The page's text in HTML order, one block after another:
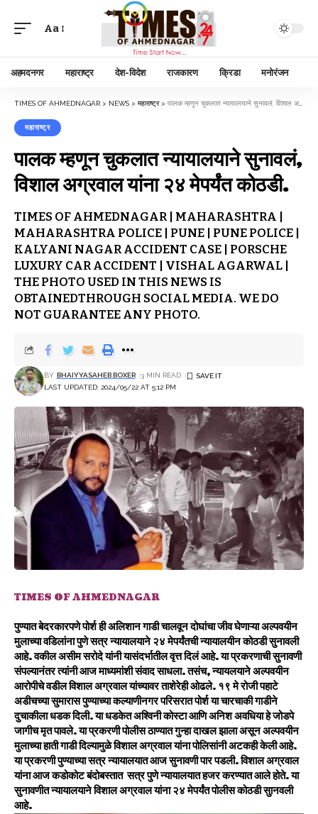
Aa
अहमदनगर महाराष्ट्र देश-विदेश राजकारण क्रिडा मनोरंजन
TIMES OF AHMEDNAGAR > NEWS > महाराष्ट्र> पालक म्हणून चुकलात न्यायालयाने सुनावलं, विशाल अग्रवाल यांना २४ मेपर्यंत कोठडी.
महाराष्ट्र
पालक म्हणून चुकलात न्यायालयाने सुनावलं,
विशाल अग्रवाल यांना २४ मेपर्यंत कोठडी.
TIMES OF AHMEDNAGAR | MAHARASHTRA |
MAHARASHTRA POLICE | PUNE | PUNE POLICE |
KALYANI NAGAR ACCIDENT CASE | PORSCHE
LUXURY CAR ACCIDENT | VISHAL AGARWAL |
THE PHOTO USED IN THIS NEWS IS
OBTAINEDTHROUGH SOCIAL MEDIA. WE DO
NOT GUARANTEE ANY PHOTO.
LAST UPDATED: 2024/05/22 AT 5:12 PM
BY BHAIYYASAHEB BOXER 3 MIN READ
TIMES OF AHMEDNAGAR
पुण्यात बेदरकारपणे पोर्श ही अलिशान गाडी चालवून दोघांचा जीव घेणाऱ्या अल्पवयीन
मुलाच्या वडिलांना पुणे सत्र न्यायालयाने २४ मेपर्यंतची न्यायालयीन कोठडी सुनावली
आहे. वकील असीम सरोदे यांनी यासंदर्भातील वृत्त दिलं आहे. या प्रकरणाची सुनावणी
संपल्यानंतर त्यांनी आज माध्यमांशी संवाद साधला. तसंच, न्यायलयाने अल्पवयीन
आरोपीचे वडील विशाल अग्रवाल यांच्यावर ताशेरेही ओढले. १९ मे रोजी पहाटे
अडीचच्या सुमारास पुण्याच्या कल्याणीनगर परिसरात पोर्श या चारचाकी गाडीने
दुचाकीला धडक दिली. या धडकेत अश्विनी कोस्टा आणि अनिश अवधिया हे जोडपे
जागीच मृत पावले. या प्रकरणी पोलीस ठाण्यात गुन्हा दाखल झाला असून अल्पवयीन
मुलाच्या हाती गाडी दिल्यामुळे विशाल अग्रवाल यांना पोलिसांनी अटकही केली आहे.
या प्रकरणी पुण्याच्या सत्र न्यायालयात आज सुनावणी पार पडली. विशाल अग्रवाल
यांना आज कडोकोट बंदोबस्तात सत्र पुणे न्यायालयात हजर करण्यात आले होते. या
सुनावणीत न्यायालयाने विशाल अग्रवाल यांना २४ मेपर्यंत पोलीस कोठडी सुानवली
आहे.